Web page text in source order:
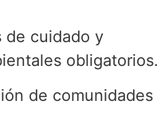
de cuidado y
obligatorios.
de comunidades